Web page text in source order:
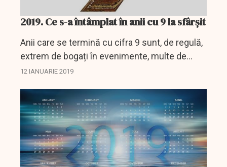
2019. Ce s-a întâmplat în anii cu 9 la sfârșit
Anii care se termină cu cifra 9 sunt, de regulă,
extrem de bogați în evenimente, multe de
natură să schimbe mersul istoriei, scrie Larry
12 IANUARIE 2019